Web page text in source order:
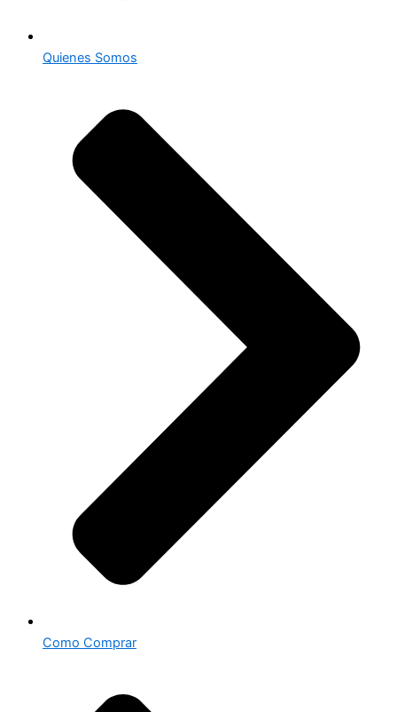
Quienes Somos
Como Comprar